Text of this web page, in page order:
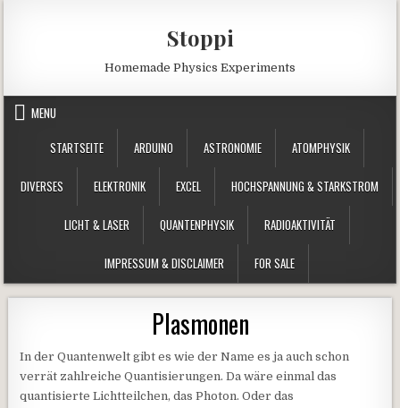
Stoppi
Homemade Physics Experiments
MENU
STARTSEITE
ARDUINO ASTRONOMIE ATOMPHYSIK
DIVERSES ELEKTRONIK EXCEL HOCHSPANNUNG & STARKSTROM
LICHT & LASER QUANTENPHYSIK RADIOAKTIVITÄT
IMPRESSUM & DISCLAIMER FOR SALE
Plasmonen
In der Quantenwelt gibt es wie der Name es ja auch schon
verrät zahlreiche Quantisierungen. Da wäre einmal das
quantisierte Lichtteilchen, das Photon. Oder das